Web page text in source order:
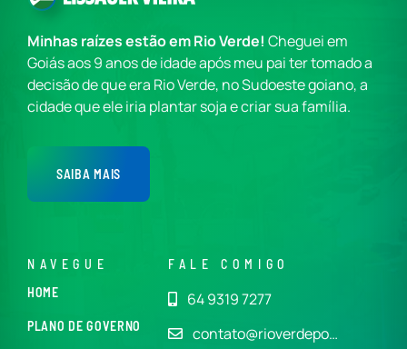
Minhas raízes estão em Rio Verde! Cheguei em
Goiás aos 9 anos de idade após meu pai ter tomado a
decisão de que era Rio Verde, no Sudoeste goiano, a
cidade que ele iria plantar soja e criar sua família.
SAIBA MAIS
NAVEGUE
HOME
PLANO DE GOVERNO
FALE COMIGO
64 9319 7277
contato@rioverdepo…